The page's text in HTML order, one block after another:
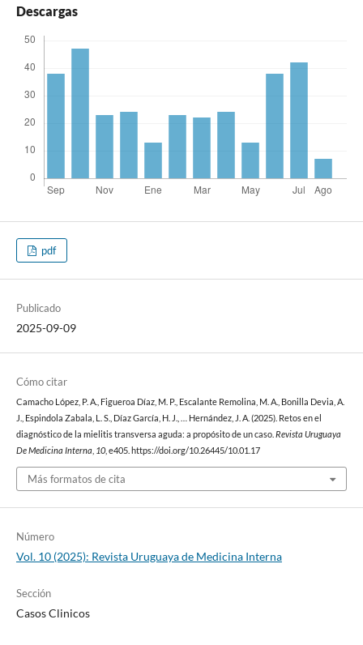
Descargas
pdf
Publicado
2025-09-09
Cómo citar
Camacho López, P. A., Figueroa Díaz, M. P., Escalante Remolina, M. A., Bonilla Devia, A.
J., Espindola Zabala, L. S., Díaz García, H. J., … Hernández, J. A. (2025). Retos en el
diagnóstico de la mielitis transversa aguda: a propósito de un caso. Revista Uruguaya
De Medicina Interna 10, e405. https://doi.org/10.26445/10.01.17
Más formatos de cita
Número
Vol. 10 (2025): Revista Uruguaya de Medicina Interna
Sección
Casos Clinicos